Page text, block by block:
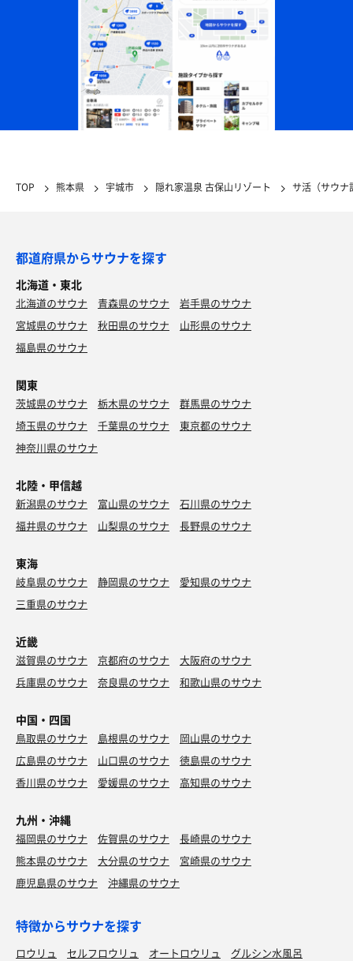
TOP 熊本県 宇城市 隠れ家温泉 古保山リゾート サ活（サウナ
都道府県からサウナを探す
北海道・東北
北海道のサウナ 青森県のサウナ
岩手県のサウナ
宮城県のサウナ
秋田県のサウナ
山形県のサウナ
福島県のサウナ
関東
茨城県のサウナ 栃木県のサウナ
群馬県のサウナ
埼玉県のサウナ
千葉県のサウナ
東京都のサウナ
神奈川県のサウナ
北陸・甲信越
新潟県のサウナ 富山県のサウナ
石川県のサウナ
福井県のサウナ
山梨県のサウナ 長野県のサウナ
東海
岐阜県のサウナ 静岡県のサウナ
愛知県のサウナ
三重県のサウナ
近畿
滋賀県のサウナ 京都府のサウナ
大阪府のサウナ
兵庫県のサウナ
奈良県のサウナ 和歌山県のサウナ
中国・四国
鳥取県のサウナ 島根県のサウナ
岡山県のサウナ
広島県のサウナ
山口県のサウナ
徳島県のサウナ
香川県のサウナ
愛媛県のサウナ 高知県のサウナ
九州・沖縄
福岡県のサウナ 佐賀県のサウナ
長崎県のサウナ
熊本県のサウナ
大分県のサウナ
宮崎県のサウナ
鹿児島県のサウナ
沖縄県のサウナ
特徴からサウナを探す
ロウリュ セルフロウリュ オートロウリュ
グルシン水風呂